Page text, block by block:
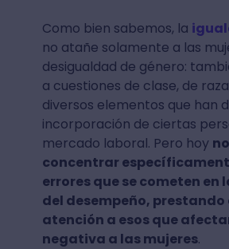
Como bien sabemos, la
no atañe solamente a las
desigualdad de género:
a cuestiones de clase, de
diversos elementos que han
incorporación de ciertas
mercado laboral. Pero hoy
concentrar
errores que se cometen en
del desempeño, prestando
atención a esos que
negativa a las mujeres.